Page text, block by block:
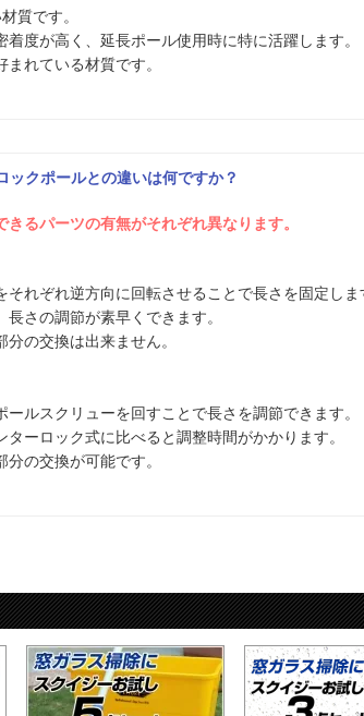
質です。
度が高く、延長ポール使用時に特に活躍します。
れている材質です。
クポールとの違いは何ですか？
るパーツの有無がそれぞれ異なります。
それぞれ逆方向に回転させることで長さを固定しま
さの調節が素早くできます。
の交換は出来ません。
ルスクリューを回すことで長さを調節できます。
ーロック式に比べると調整時間がかかります。
の交換が可能です。